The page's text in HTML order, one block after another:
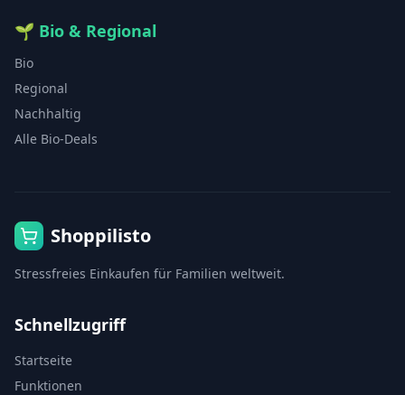
🌱 Bio & Regional
Bio
Regional
Nachhaltig
Alle Bio-Deals
Shoppilisto
Stressfreies Einkaufen für Familien weltweit.
Schnellzugriff
Startseite
Funktionen